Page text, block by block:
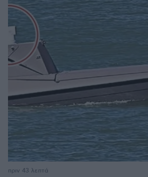
πριν 43 λεπτά